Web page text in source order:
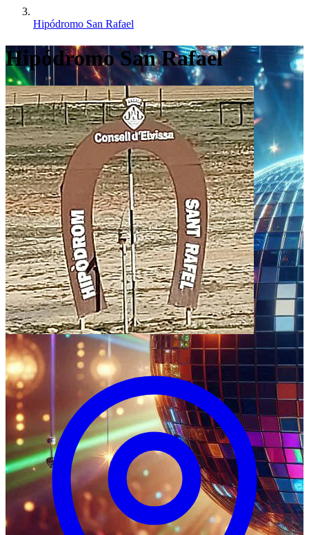
Hipódromo San Rafael
Hipódromo San Rafael